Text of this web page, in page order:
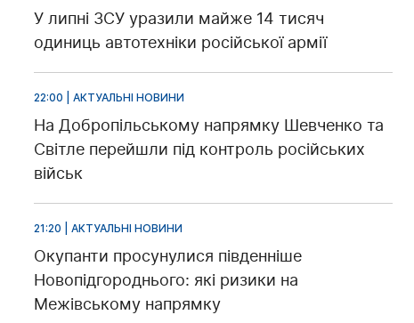
У липні ЗСУ уразили майже 14 тисяч
одиниць автотехніки російської армії
22:00 | АКТУАЛЬНІ НОВИНИ
На Добропільському напрямку Шевченко та
Світле перейшли під контроль російських
військ
21:20 | АКТУАЛЬНІ НОВИНИ
Окупанти просунулися південніше
Новопідгороднього: які ризики на
Межівському напрямку